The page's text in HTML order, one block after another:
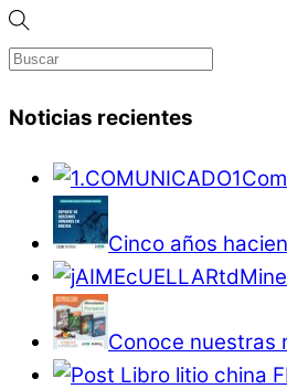
Noticias recientes
Cinco años
Conoce nuestras